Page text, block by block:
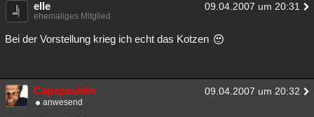
elle 09.04.2007 um 20:31
ehemaliges Mitglied
Bei der Vorstellung krieg ich echt das Kotzen
Capspauldin 09.04.2007 um 20:32
anwesend